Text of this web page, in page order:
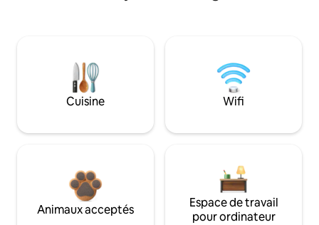
Cuisine Wifi
Animaux acceptés
Espace de travail
pour ordinateur